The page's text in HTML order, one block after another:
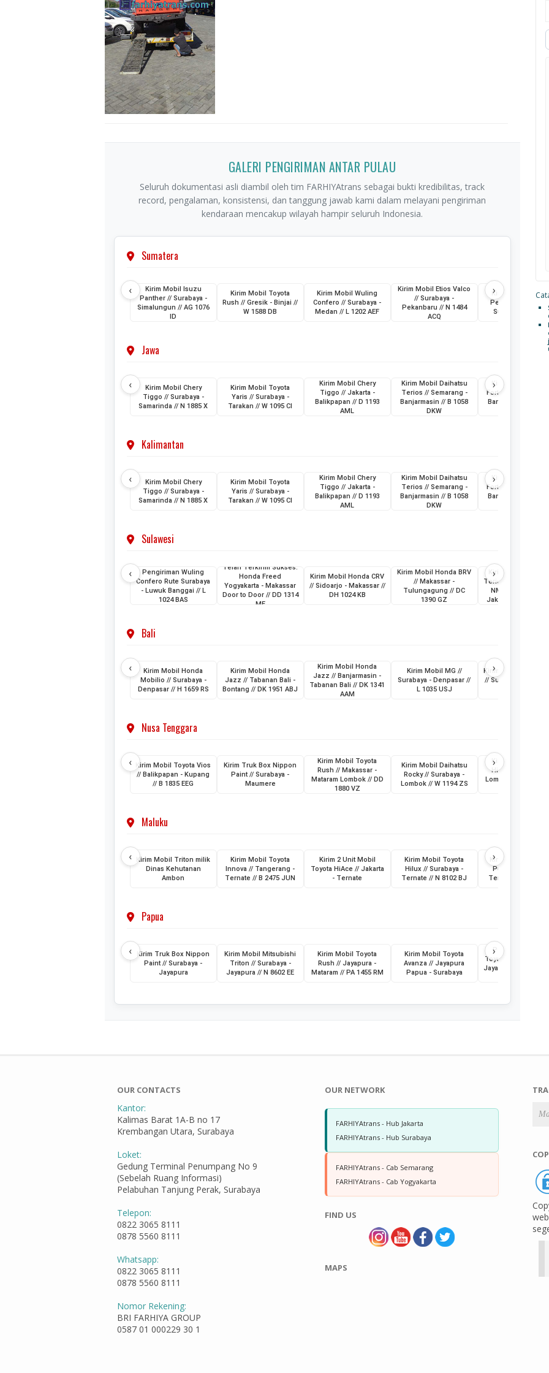
GALERI PENGIRIMAN ANTAR PULAU
Seluruh dokumentasi asli diambil oleh tim FARHIYAtrans sebagai bukti kredibilitas, track
record, pengalaman, konsistensi, dan tanggung jawab kami dalam melayani pengiriman
kendaraan mencakup wilayah hampir seluruh Indonesia.
Sumatera
‹
Kirim Mobil Isuzu
Panther // Surabaya -
Simalungun // AG 1076
ID
Kirim Mobil Toyota
Rush // Gresik - Binjai //
W 1588 DB
Kirim Mobil Wuling
Confero // Surabaya -
Medan // L 1202 AEF
Kirim Mobil Etios Valco
// Surabaya -
Pekanbaru // N 1484
ACQ
Kirim Truk Skylift
Pemkot Pagar Alam
Sumatera Selatan
›
Jawa
‹
Kirim Mobil Chery
Tiggo // Surabaya -
Samarinda // N 1885 X
Kirim Mobil Toyota
Yaris // Surabaya -
Tarakan // W 1095 CI
Kirim Mobil Chery
Tiggo // Jakarta -
Balikpapan // D 1193
AML
Kirim Mobil Daihatsu
Terios // Semarang -
Banjarmasin // B 1058
DKW
Kirim Mobil Toyota
Fortuner // Surabaya
Banjarmasin // L
›
Kalimantan
‹
Kirim Mobil Chery
Tiggo // Surabaya -
Samarinda // N 1885 X
Kirim Mobil Toyota
Yaris // Surabaya -
Tarakan // W 1095 CI
Kirim Mobil Chery
Tiggo // Jakarta -
Balikpapan // D 1193
AML
Kirim Mobil Daihatsu
Terios // Semarang -
Banjarmasin // B 1058
DKW
Kirim Mobil Toyota
Fortuner // Surabaya
Banjarmasin // L
›
Sulawesi
‹
Pengiriman Wuling
Confero Rute Surabaya
- Luwuk Banggai // L
1024 BAS
Telah Terkirim Sukses:
Honda Freed
Yogyakarta - Makassar
Door to Door // DD 1314
ME
Kirim Mobil Honda CRV
// Sidoarjo - Makassar //
DH 1024 KB
Kirim Mobil Honda BRV
// Makassar -
Tulungagung // DC
1390 GZ
Kirim Mobil
Terios & Sepeda
NMax // Makassar -
Jakarta // KT 1398
›
Bali
‹
Kirim Mobil Honda
Mobilio // Surabaya -
Denpasar // H 1659 RS
Kirim Mobil Honda
Jazz // Tabanan Bali -
Bontang // DK 1951 ABJ
Kirim Mobil Honda
Jazz // Banjarmasin -
Tabanan Bali // DK 1341
AAM
Kirim Mobil MG //
Surabaya - Denpasar //
L 1035 USJ
Kirim Mobil MG New
// Surabaya -
›
Nusa Tenggara
‹
Kirim Mobil Toyota Vios
// Balikpapan - Kupang
// B 1835 EEG
Kirim Truk Box Nippon
Paint // Surabaya -
Maumere
Kirim Mobil Toyota
Rush // Makassar -
Mataram Lombok // DD
1880 VZ
Kirim Mobil Daihatsu
Rocky // Surabaya -
Lombok // W 1194 ZS
Kirim Mobil Toyota
Hilux // Makassar -
Lombok Mataram //
›
Maluku
‹
Kirim Mobil Triton milik
Dinas Kehutanan
Ambon
Kirim Mobil Toyota
Innova // Tangerang -
Ternate // B 2475 JUN
Kirim 2 Unit Mobil
Toyota HiAce // Jakarta
- Ternate
Kirim Mobil Toyota
Hilux // Surabaya -
Ternate // N 8102 BJ
Kirim Bus Medium 2
Putri // Surabaya -
Ternate // G 7016
›
Papua
‹
Kirim Truk Box Nippon
Paint // Surabaya -
Jayapura
Kirim Mobil Mitsubishi
Triton // Surabaya -
Jayapura // N 8602 EE
Kirim Mobil Toyota
Rush // Jayapura -
Mataram // PA 1455 RM
Kirim Mobil Toyota
Avanza // Jayapura
Papua - Surabaya
Pengiriman Mobil
Toyota Vios //
Jayapura // 21 Juli
›
OUR CONTACTS
Kantor:
Kalimas Barat 1A-B no 17
Krembangan Utara, Surabaya
Loket:
Gedung Terminal Penumpang No 9
(Sebelah Ruang Informasi)
Pelabuhan Tanjung Perak, Surabaya
Telepon:
0822 3065 8111
0878 5560 8111
Whatsapp:
0822 3065 8111
0878 5560 8111
Nomor Rekening:
BRI FARHIYA GROUP
0587 01 000229 30 1
OUR NETWORK
FARHIYAtrans - Hub Jakarta
FARHIYAtrans - Hub Surabaya
FARHIYAtrans - Cab Semarang
FARHIYAtrans - Cab Yogyakarta
FIND US
MAPS